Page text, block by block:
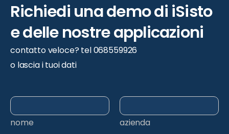
Richiedi unademodi iSisto
edellenostreapplicazioni
contatto veloce? tel 068559926
o lascia i tuoi dati
nome azienda